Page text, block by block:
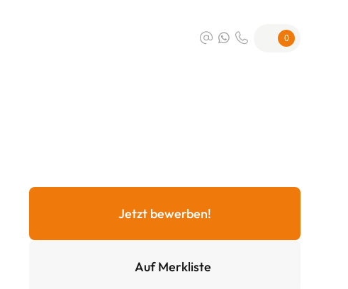
0
Jetzt bewerben!
Auf Merkliste